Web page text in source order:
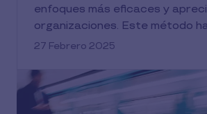
enfoques más eficaces y
organizaciones. Este método
27 Febrero 2025